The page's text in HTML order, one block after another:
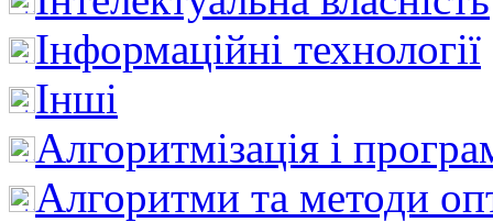
Інформаційні технології
Інші
Алгоритмізація і
Алгоритми та методи